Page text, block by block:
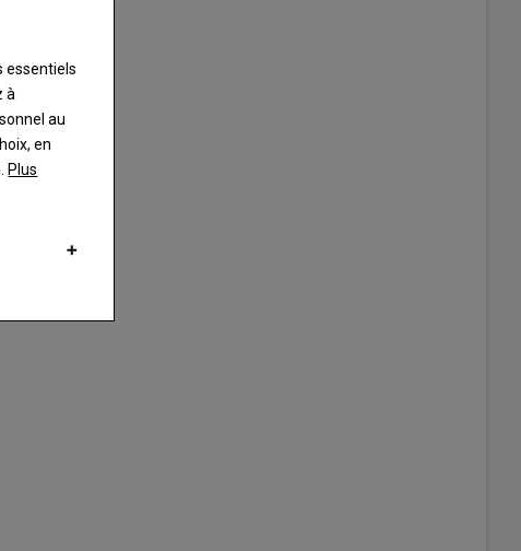
essentiels
à
au
en
Plus